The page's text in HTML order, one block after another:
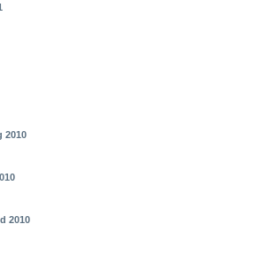
2010
2010